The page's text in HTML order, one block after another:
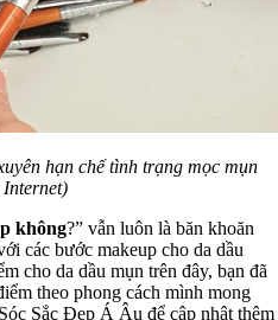
hạn chế tình trạng mọc mụn
không?” vẫn luôn là băn khoăn
các bước makeup cho da dầu
cho da dầu mụn trên đây, bạn đã
theo phong cách mình mong
Sắc Đẹp Á Âu để cập nhật thêm